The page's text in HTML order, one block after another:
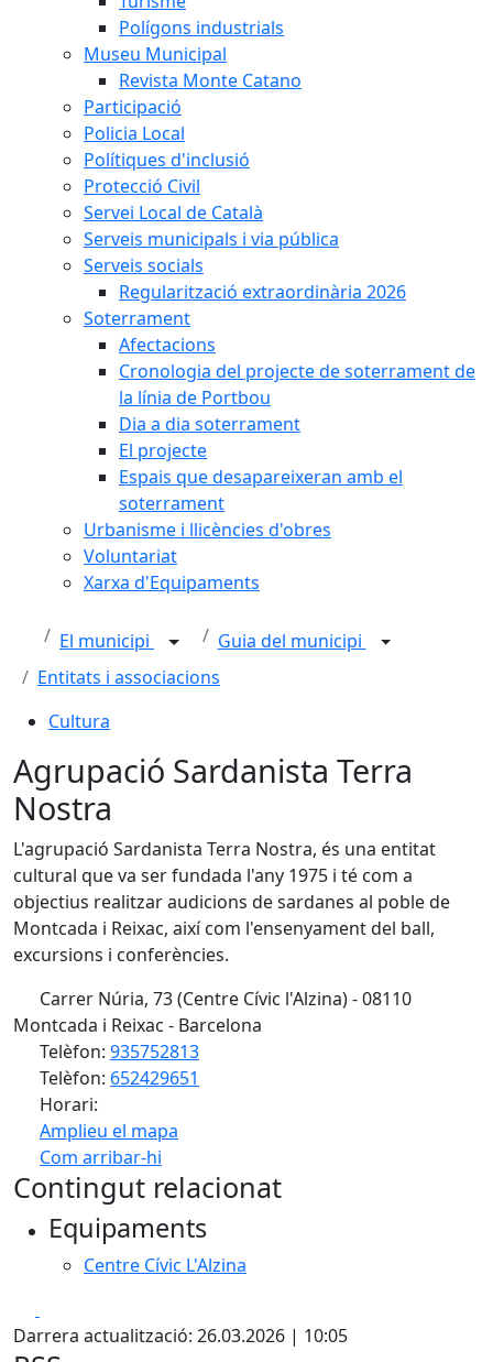
Polígons industrials
Museu Municipal
Revista Monte Catano
Participació
Policia Local
Polítiques d'inclusió
Protecció Civil
Servei Local de Català
Serveis municipals i via pública
Serveis socials
Regularització extraordinària 2026
Soterrament
Afectacions
Cronologia del projecte de soterrament de
la línia de Portbou
Dia a dia soterrament
El projecte
Espais que desapareixeran amb el
soterrament
Urbanisme i llicències d'obres
Voluntariat
Xarxa d'Equipaments
El municipi
Guia del municipi
Entitats i associacions
Cultura
Agrupació Sardanista Terra
Nostra
L'agrupació Sardanista Terra Nostra, és una entitat
cultural que va ser fundada l'any 1975 i té com a
objectius realitzar audicions de sardanes al poble de
Montcada i Reixac, així com l'ensenyament del ball,
excursions i conferències.
Carrer Núria, 73 (Centre Cívic l'Alzina) - 08110
Montcada i Reixac - Barcelona
Telèfon: 935752813
Telèfon: 652429651
Horari:
Amplieu el mapa
Com arribar-hi
+
Contingut relacionat
Equipaments
Centre Cívic L'Alzina
Darrera actualització: 26.03.2026 | 10:05